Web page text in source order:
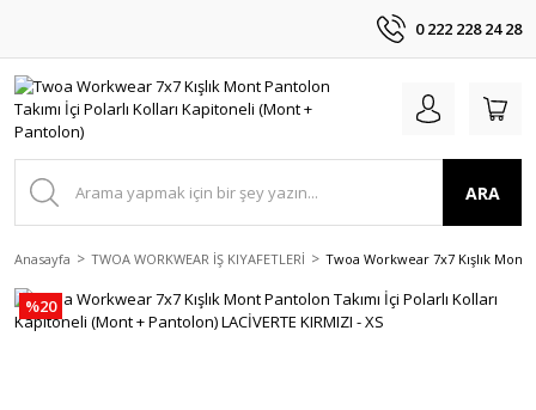
0 222 228 24 28
ARA
Anasayfa TWOA WORKWEAR İŞ KIYAFETLERİ Twoa Workwear 7x7 Kışlık Mont
%20